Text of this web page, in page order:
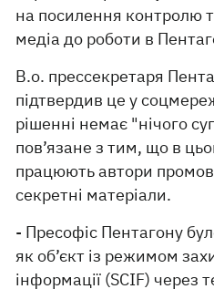
на посилення контролю
медіа до роботи в
В.о. прессекретаря
підтвердив це у
рішенні немає "нічого
пов’язане з тим, що в
працюють автори
секретні матеріали.
- Пресофіс Пентагону
як об’єкт із режимом
інформації (SCIF) через